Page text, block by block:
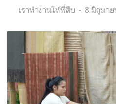
Categories:
เราทำงานให้พี่สืบ
Posted
8 มิถุนา